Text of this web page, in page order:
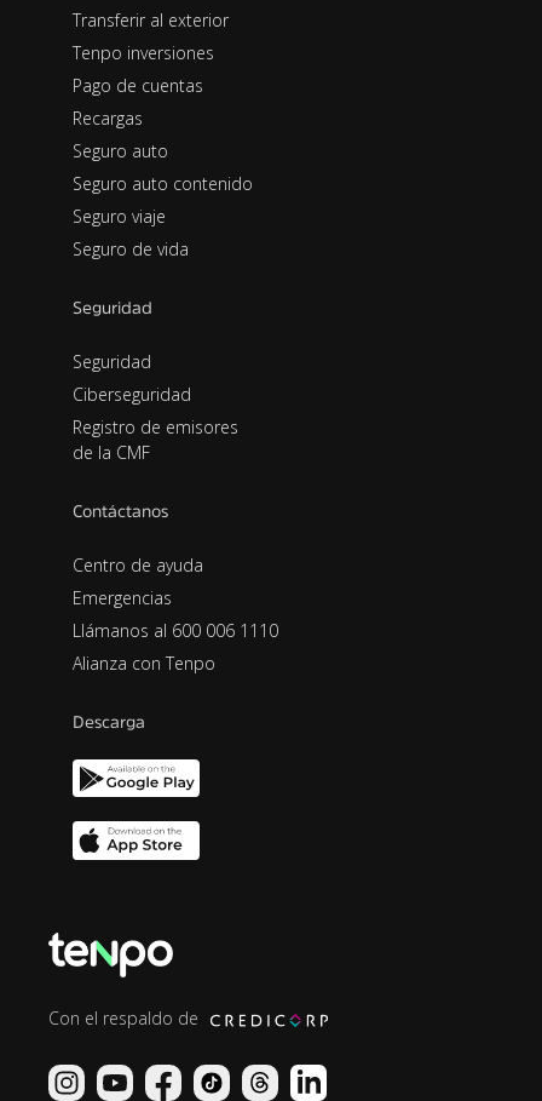
Transferir al exterior
Tenpo inversiones
Pago de cuentas
Recargas
Seguro auto
Seguro auto contenido
Seguro viaje
Seguro de vida
Seguridad
Seguridad
Ciberseguridad
Registro de emisores
de la CMF
Contáctanos
Centro de ayuda
Emergencias
Llámanos al 600 006 1110
Alianza con Tenpo
Descarga
Con el respaldo de